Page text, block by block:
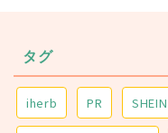
タグ
iherb PR SHEIN